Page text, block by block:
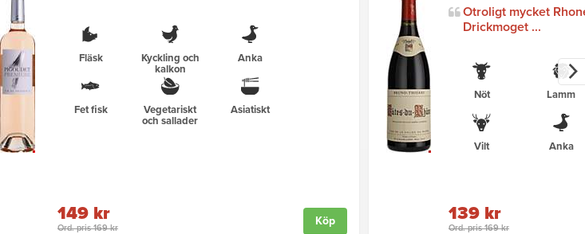
Fläsk
Kyckling och
kalkon
Anka
Fet fisk
Vegetariskt
och sallader
Asiatiskt
Ord. pris 169 kr
149 kr Köp
Otroligt mycket
Drickmoget ...
Nöt Lamm
Vilt Anka
Ord. pris 169 kr
139 kr